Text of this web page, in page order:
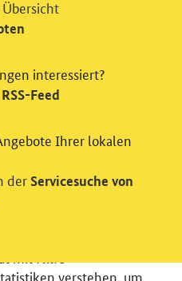
und / oder
verstehen, um
interessiert?
RSS-Feed
Ihrer lokalen
der Servicesuche von